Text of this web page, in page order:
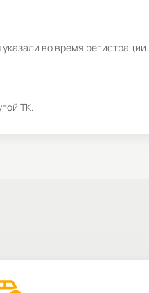
во время регистрации.
ТК.